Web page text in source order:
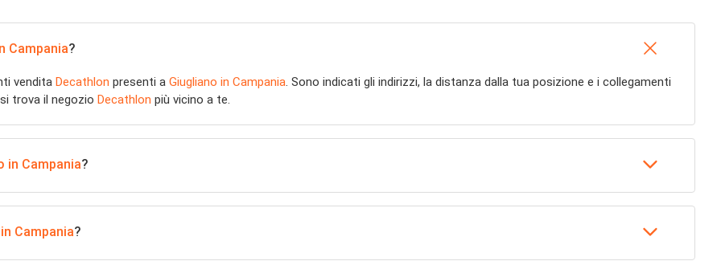
Campania?
vendita Decathlon presenti a Giugliano in Campania. Sono indicati gli indirizzi, la distanza dalla tua posizione e i collegamenti
trova il negozio Decathlon più vicino a te.
in Campania?
Campania?